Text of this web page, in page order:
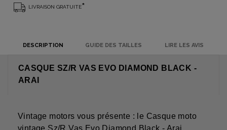
LIVRAISON GRATUITE*
DESCRIPTION GUIDE DES TAILLES LIRE LES AVIS
CASQUE SZ/R VAS EVO DIAMOND BLACK -
ARAI
Vintage motors vous présente : le Casque moto